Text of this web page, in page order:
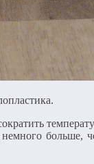
немного больше,